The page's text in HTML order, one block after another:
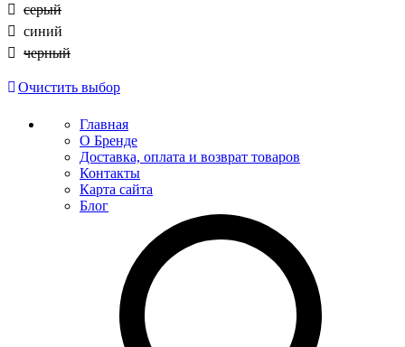
серый
синий
черный
Очистить выбор
Главная
О Бренде
Доставка, оплата и возврат товаров
Контакты
Карта сайта
Блог